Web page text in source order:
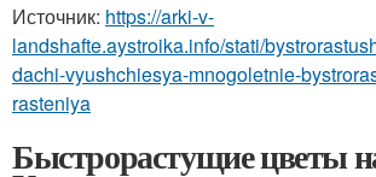
Источник: https://arki-v-
landshafte.aystroika.info/stati/
dachi-vyushchiesya-mnogoletnie-
rasteniya
Быстрорастущие цветы